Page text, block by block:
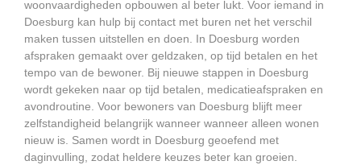
woonvaardigheden opbouwen al beter lukt. Voor iemand in
Doesburg kan hulp bij contact met buren net het verschil
maken tussen uitstellen en doen. In Doesburg worden
afspraken gemaakt over geldzaken, op tijd betalen en het
tempo van de bewoner. Bij nieuwe stappen in Doesburg
wordt gekeken naar op tijd betalen, medicatieafspraken en
avondroutine. Voor bewoners van Doesburg blijft meer
zelfstandigheid belangrijk wanneer wanneer alleen wonen
nieuw is. Samen wordt in Doesburg geoefend met
daginvulling, zodat heldere keuzes beter kan groeien.